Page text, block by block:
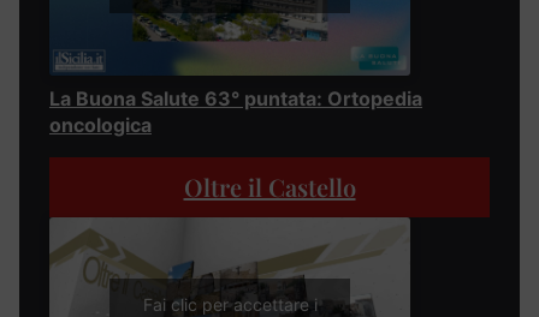
La Buona Salute 63° puntata: Ortopedia
oncologica
Oltre il Castello
Fai clic per accettare i